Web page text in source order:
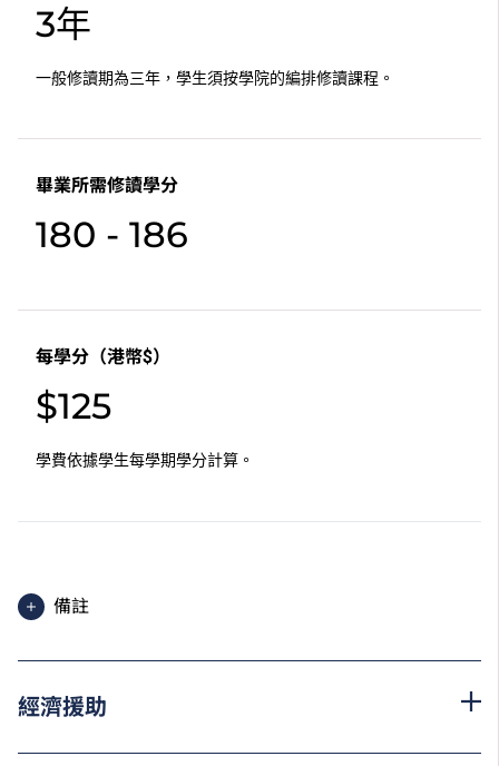
3年
一般修讀期為三年，學生須按學院的編排修讀課程。
畢業所需修讀學分
180 - 186
每學分（港幣$）
$125
學費依據學生每學期學分計算。
備註
為增強對學生的學習支援，學院或會要求部分學生修讀
經濟援助